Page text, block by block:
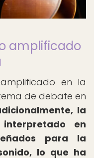
amplificado
en la
de debate en
la
en
para la
lo que ha